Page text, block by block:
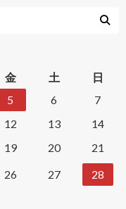
金 土
日
5 6
7
12 13
14
19 20
21
26 27
28